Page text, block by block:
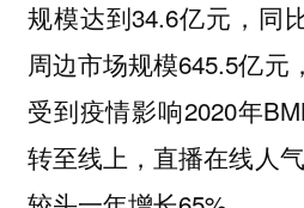
规模达到34.6亿元，同
周边市场规模645.5亿元
受到疫情影响2020年
转至线上，直播在线人